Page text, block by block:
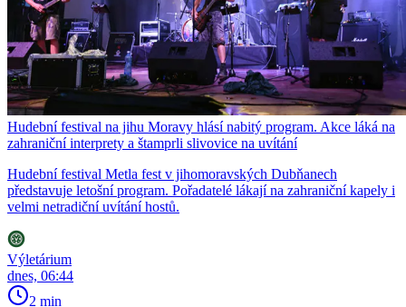
Hudební festival na jihu Moravy hlásí nabitý program. Akce láká na
zahraniční interprety a štamprli slivovice na uvítání
Hudební festival Metla fest v jihomoravských Dubňanech
představuje letošní program. Pořadatelé lákají na zahraniční kapely i
velmi netradiční uvítání hostů.
Výletárium
dnes, 06:44
2 min